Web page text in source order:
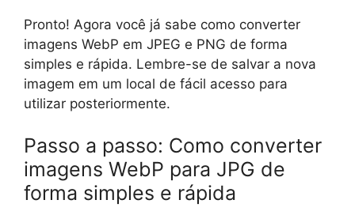
Pronto! Agora você já sabe como converter
imagens WebP em JPEG e PNG de forma
simples e rápida. Lembre-se de salvar a nova
imagem em um local de fácil acesso para
utilizar posteriormente.
Passo a passo: Como converter
imagens WebP para JPG de
forma simples e rápida